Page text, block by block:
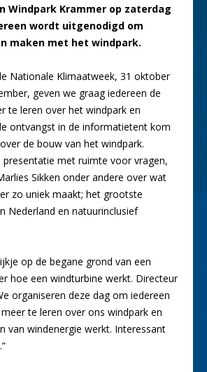
Windpark Krammer op zaterdag
wordt uitgenodigd om
maken met het windpark.
Nationale Klimaatweek, 31 oktober
geven we graag iedereen de
te leren over het windpark en
ontvangst in de informatietent kom
de bouw van het windpark.
presentatie met ruimte voor vragen,
Sikken onder andere over wat
zo uniek maakt; het grootste
Nederland en natuurinclusief
op de begane grond van een
hoe een windturbine werkt. Directeur
organiseren deze dag om iedereen
te leren over ons windpark en
van windenergie werkt. Interessant